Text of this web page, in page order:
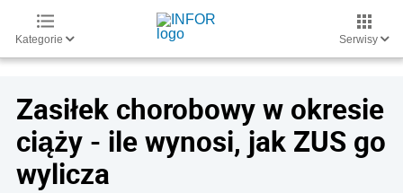
Kategorie Serwisy
Zasiłek chorobowy w okresie
ciąży - ile wynosi, jak ZUS go
wylicza